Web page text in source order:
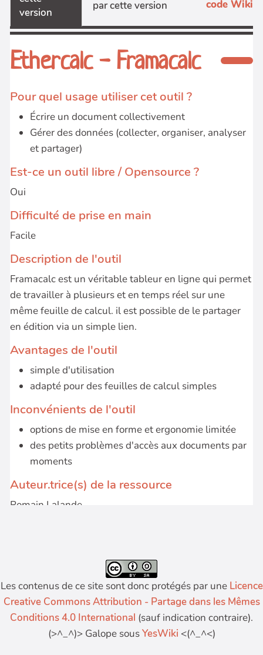
version
par cette version
code Wiki
Les contenus de ce site sont donc protégés par une Licence
Creative Commons Attribution - Partage dans les Mêmes
Conditions 4.0 International (sauf indication contraire).
(>^_^)> Galope sousYesWiki <(^_^<)